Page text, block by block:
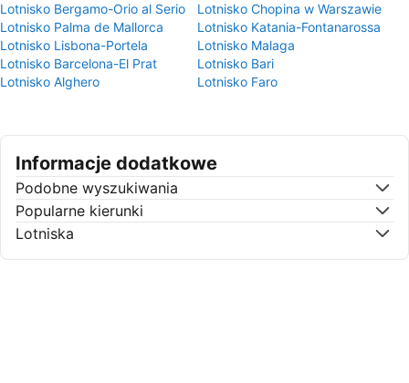
Lotnisko Bergamo-Orio al Serio
Lotnisko Chopina w Warszawie
Lotnisko Palma de Mallorca
Lotnisko Katania-Fontanarossa
Lotnisko Lisbona-Portela
Lotnisko Malaga
Lotnisko Barcelona-El Prat
Lotnisko Bari
Lotnisko Alghero
Lotnisko Faro
Informacje dodatkowe
Podobne wyszukiwania
Popularne kierunki
Lotniska